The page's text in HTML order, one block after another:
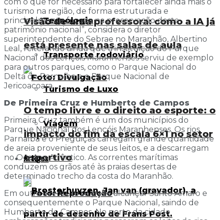
Visão de uma professora: como a IA já
está presente nas salas de aula
O tempo livre e o direito ao esporte: o
impacto do fim da escala 6×1 no setor
esportivo
Tecnologia
Transporte rodoviário
Turismo de Luxo
Viagem
Artigos
turismo na região, de forma estruturada e
principalmente focada na preservação deste
patrimônio nacional”, considera o diretor
superintendente do Sebrae no Maranhão, Albertino
Leal, reiterando ainda que a instituição do Parque
Nacional dos Lençóis Maranhenses serviu de exemplo
para outros parques, como o Parque Nacional do
Delta do Parnaíba e o Parque Nacional de
Jericoacoara.
De Primeira Cruz e Humberto de Campos
Primeira Cruz também é um dos municípios do
Parque Nacional dos Lençóis Maranhenses. Os rios
Parnaíba e o Preguiças carregam grande quantidade
de areia proveniente de seus leitos, e a descarregam
no Oceano Atlântico. As correntes marítimas
conduzem os grãos até às praias desertas de
determinado trecho da costa do Maranhão.
Em outra aventura se pode alcançar Santo Amaro e
consequentemente o Parque Nacional, saindo de
Humberto de Campos. No porto da cidade